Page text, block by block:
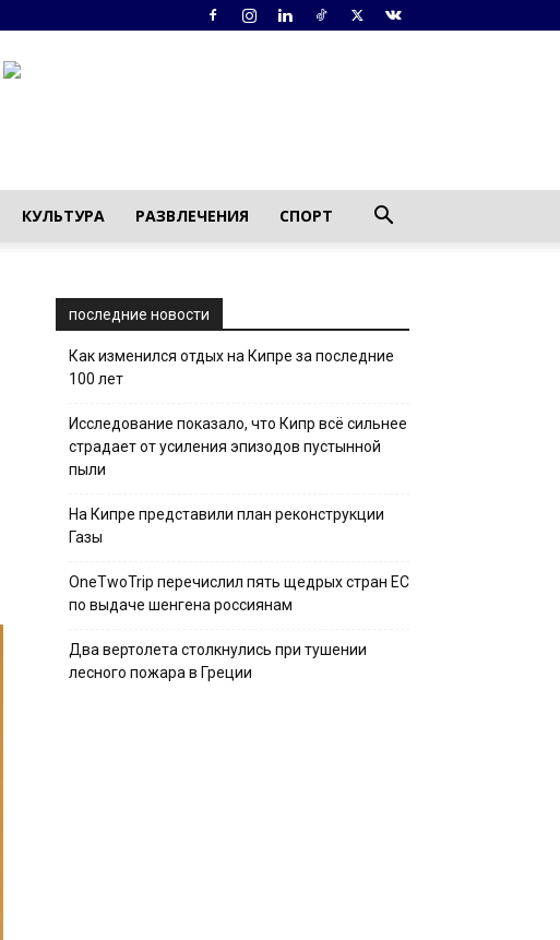
КУЛЬТУРА РАЗВЛЕЧЕНИЯ СПОРТ
последние новости
Как изменился отдых на Кипре за последние
100 лет
Исследование показало, что Кипр всё сильнее
страдает от усиления эпизодов пустынной
пыли
На Кипре представили план реконструкции
Газы
OneTwoTrip перечислил пять щедрых стран ЕС
по выдаче шенгена россиянам
Два вертолета столкнулись при тушении
лесного пожара в Греции